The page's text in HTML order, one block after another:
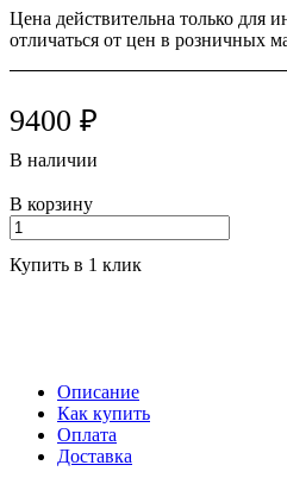
Цена действительна только для
отличаться от цен в розничных
9400 ₽
В наличии
В корзину
Купить в 1 клик
Описание
Как купить
Оплата
Доставка